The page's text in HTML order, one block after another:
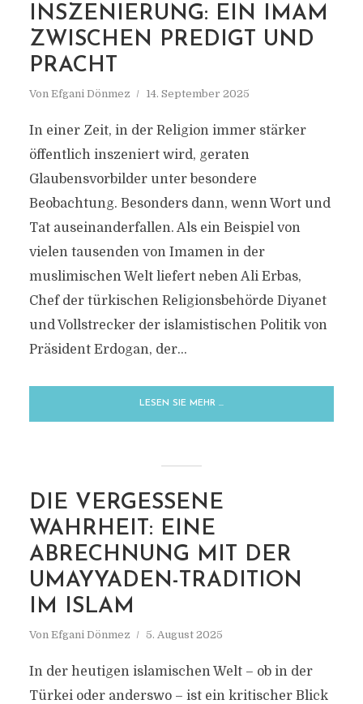
MARKIERUNG
RELIGION
INSZENIERUNG: EIN IMAM
ZWISCHEN PREDIGT UND
PRACHT
Von Efgani Dönmez 14. September 2025
In einer Zeit, in der Religion immer stärker
öffentlich inszeniert wird, geraten
Glaubensvorbilder unter besondere
Beobachtung. Besonders dann, wenn Wort und
Tat auseinanderfallen. Als ein Beispiel von
vielen tausenden von Imamen in der
muslimischen Welt liefert neben Ali Erbas,
Chef der türkischen Religionsbehörde Diyanet
und Vollstrecker der islamistischen Politik von
Präsident Erdogan, der...
LESEN SIE MEHR …
DIE VERGESSENE
WAHRHEIT: EINE
ABRECHNUNG MIT DER
UMAYYADEN-TRADITION
IM ISLAM
Von Efgani Dönmez 5. August 2025
In der heutigen islamischen Welt – ob in der
Türkei oder anderswo – ist ein kritischer Blick